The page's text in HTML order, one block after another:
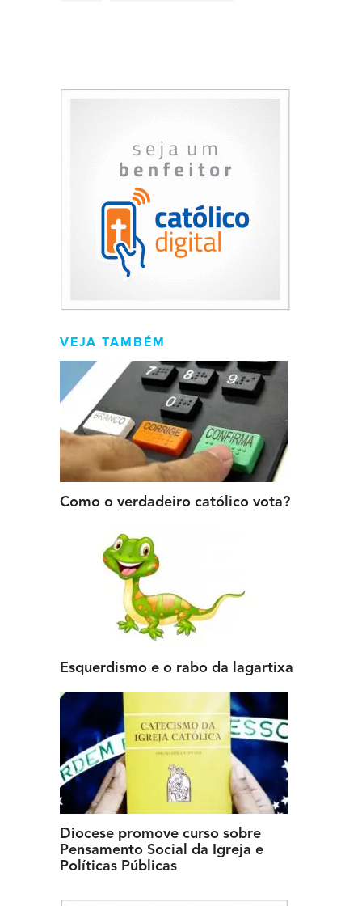
VEJA TAMBÉM
Como o verdadeiro católico vota?
Esquerdismo e o rabo da lagartixa
Diocese promove curso sobre
Pensamento Social da Igreja e
Políticas Públicas